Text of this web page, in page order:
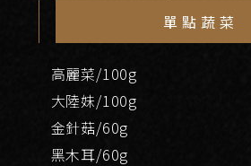
單點蔬菜
高麗菜/100g
大陸妹/100g
金針菇/60g
黑木耳/60g